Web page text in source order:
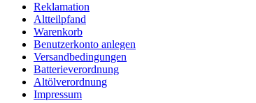
Reklamation
Altteilpfand
Warenkorb
Benutzerkonto anlegen
Versandbedingungen
Batterieverordnung
Altölverordnung
Impressum